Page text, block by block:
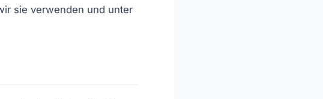
sie verwenden und unter